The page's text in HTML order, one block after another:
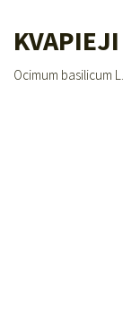
Ocimum basilicum